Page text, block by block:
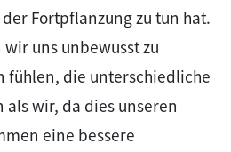
Fortpflanzung zu tun hat.
uns unbewusst zu
fühlen, die unterschiedliche
wir, da dies unseren
eine bessere